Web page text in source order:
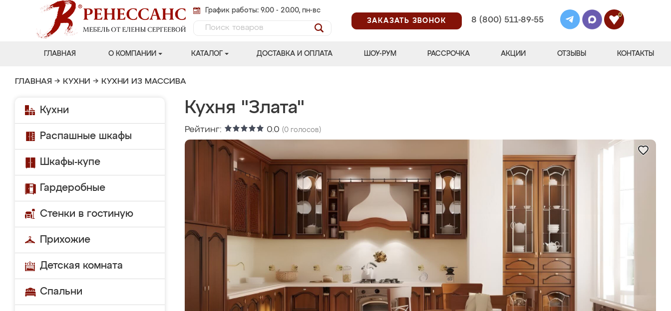
График работы: 9.00 - 20.00, пн-вс
ЗАКАЗАТЬ ЗВОНОК
8 (800) 511-89-55
0
ГЛАВНАЯ О КОМПАНИИ КАТАЛОГ ДОСТАВКА И ОПЛАТА ШОУ-РУМ РАССРОЧКА АКЦИИ ОТЗЫВЫ КОНТАКТЫ
ГЛАВНАЯ → КУХНИ → КУХНИ ИЗ МАССИВА
Кухни
Распашные шкафы
Шкафы-купе
Гардеробные
Стенки в гостиную
Прихожие
Детская комната
Спальни
Кухня "Злата"
Рейтинг: 0.0 (0 голосов)